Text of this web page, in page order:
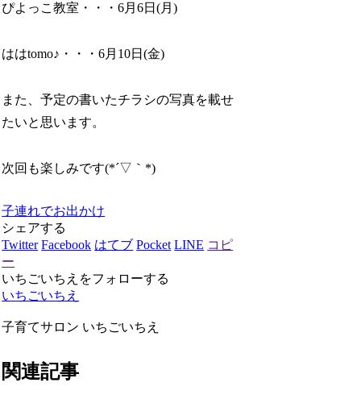
ぴよっこ教室・・・6月6日(月)
ははtomo♪・・・6月10日(金)
また、予定の書いたチラシの写真を載せ
たいと思います。
次回も楽しみです(*´▽｀*)
子連れでお出かけ
シェアする
Twitter Facebook はてブ Pocket LINE コピ
ー
いちごいちえをフォローする
いちごいちえ
子育てサロン いちごいちえ
関連記事